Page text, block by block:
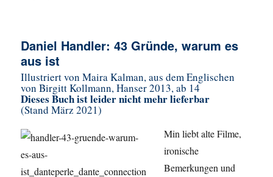
Daniel Handler: 43 Gründe, warum es
aus ist
Illustriert von Maira Kalman, aus dem Englischen
von Birgitt Kollmann, Hanser 2013, ab 14
Dieses Buch ist leider nicht mehr lieferbar
(Stand März 2021)
Min liebt alte Filme,
ironische
Bemerkungen und